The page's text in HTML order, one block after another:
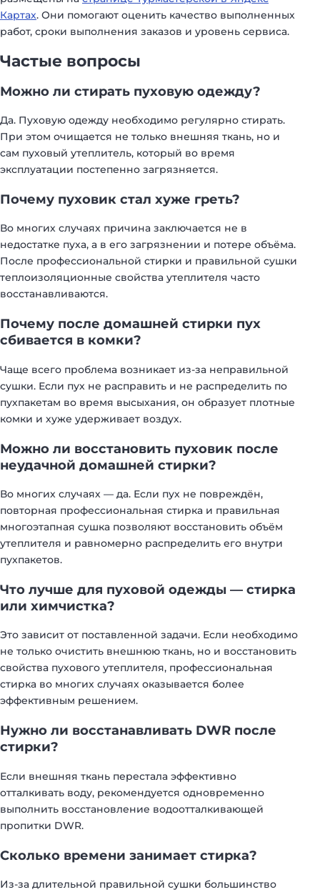
Картах. Они помогают оценить качество выполненных
работ, сроки выполнения заказов и уровень сервиса.
Частые вопросы
Можно ли стирать пуховую одежду?
Да. Пуховую одежду необходимо регулярно стирать.
При этом очищается не только внешняя ткань, но и
сам пуховый утеплитель, который во время
эксплуатации постепенно загрязняется.
Почему пуховик стал хуже греть?
Во многих случаях причина заключается не в
недостатке пуха, а в его загрязнении и потере объёма.
После профессиональной стирки и правильной сушки
теплоизоляционные свойства утеплителя часто
восстанавливаются.
Почему после домашней стирки пух
сбивается в комки?
Чаще всего проблема возникает из-за неправильной
сушки. Если пух не расправить и не распределить по
пухпакетам во время высыхания, он образует плотные
комки и хуже удерживает воздух.
Можно ли восстановить пуховик после
неудачной домашней стирки?
Во многих случаях — да. Если пух не повреждён,
повторная профессиональная стирка и правильная
многоэтапная сушка позволяют восстановить объём
утеплителя и равномерно распределить его внутри
пухпакетов.
Что лучше для пуховой одежды — стирка
или химчистка?
Это зависит от поставленной задачи. Если необходимо
не только очистить внешнюю ткань, но и восстановить
свойства пухового утеплителя, профессиональная
стирка во многих случаях оказывается более
эффективным решением.
Нужно ли восстанавливать DWR после
стирки?
Если внешняя ткань перестала эффективно
отталкивать воду, рекомендуется одновременно
выполнить восстановление водоотталкивающей
пропитки DWR.
Сколько времени занимает стирка?
Из-за длительной правильной сушки большинство